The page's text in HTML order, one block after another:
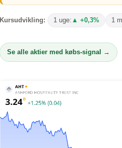
Kursudvikling: 1 uge: ▲ +0,3% 1
Se alle aktier med købs-signal →